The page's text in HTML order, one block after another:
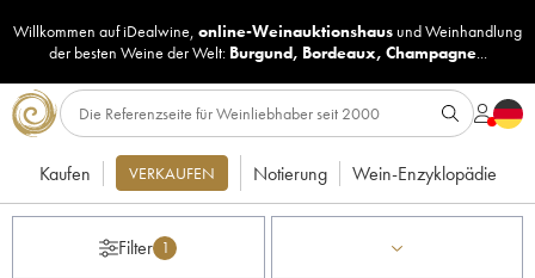
Willkommen auf iDealwine, online-Weinauktionshaus undWeinhandlung
der besten Weine der Welt: Burgund, Bordeaux, Champagne...
Kaufen VERKAUFEN Notierung Wein-Enzyklopädie
Filter 1